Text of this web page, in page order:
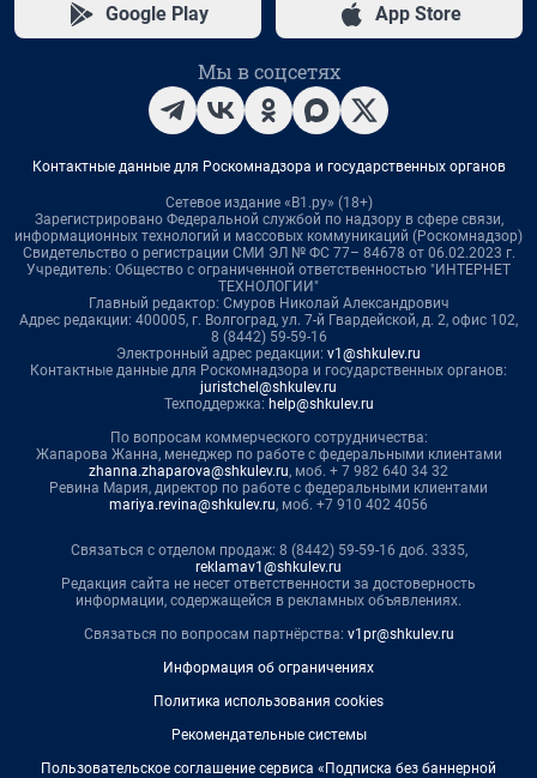
Google Play App Store
Мы в соцсетях
Контактные данные для Роскомнадзора и государственных органов
Сетевое издание «В1.ру» (18+)
Зарегистрировано Федеральной службой по надзору в сфере связи,
информационных технологий и массовых коммуникаций (Роскомнадзор)
Свидетельство о регистрации СМИ ЭЛ № ФС 77– 84678 от 06.02.2023 г.
Учредитель: Общество с ограниченной ответственностью "ИНТЕРНЕТ
ТЕХНОЛОГИИ"
Главный редактор: Смуров Николай Александрович
Адрес редакции: 400005, г. Волгоград, ул. 7-й Гвардейской, д. 2, офис 102,
8 (8442) 59-59-16
Электронный адрес редакции: v1@shkulev.ru
Контактные данные для Роскомнадзора и государственных органов:
juristchel@shkulev.ru
Техподдержка: help@shkulev.ru
По вопросам коммерческого сотрудничества:
Жапарова Жанна, менеджер по работе с федеральными клиентами
zhanna.zhaparova@shkulev.ru, моб. + 7 982 640 34 32
Ревина Мария, директор по работе с федеральными клиентами
mariya.revina@shkulev.ru, моб. +7 910 402 4056
Связаться с отделом продаж: 8 (8442) 59-59-16 доб. 3335,
reklamav1@shkulev.ru
Редакция сайта не несет ответственности за достоверность
информации, содержащейся в рекламных объявлениях.
Связаться по вопросам партнёрства: v1pr@shkulev.ru
Информация об ограничениях
Политика использования cookies
Рекомендательные системы
Пользовательское соглашение сервиса «Подписка без баннерной